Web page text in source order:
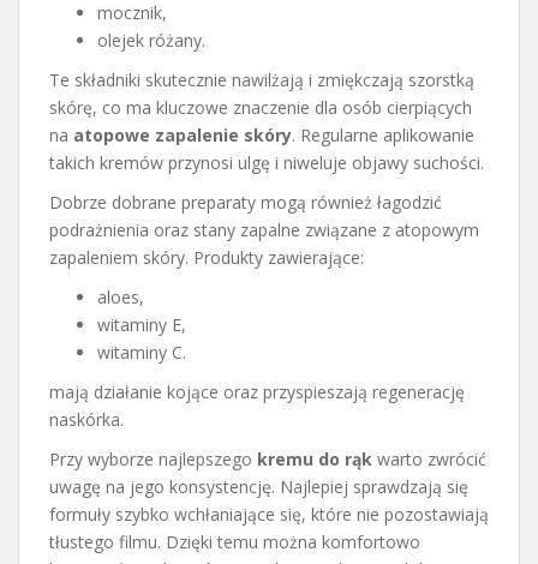
mocznik,
olejek różany.
Te składniki skutecznie nawilżają i zmiękczają szorstką
skórę, co ma kluczowe znaczenie dla osób cierpiących
na atopowe zapalenie skóry. Regularne aplikowanie
takich kremów przynosi ulgę i niweluje objawy suchości.
Dobrze dobrane preparaty mogą również łagodzić
podrażnienia oraz stany zapalne związane z atopowym
zapaleniem skóry. Produkty zawierające:
aloes,
witaminy E,
witaminy C.
mają działanie kojące oraz przyspieszają regenerację
naskórka.
Przy wyborze najlepszego kremu do rąk warto zwrócić
uwagę na jego konsystencję. Najlepiej sprawdzają się
formuły szybko wchłaniające się, które nie pozostawiają
tłustego filmu. Dzięki temu można komfortowo